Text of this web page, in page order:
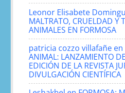
Leonor Elisabete
MALTRATO, CRUELDAD Y
ANIMALES EN FORMOSA
patricia cozzo villafañe en
ANIMAL: LANZAMIENTO
EDICIÓN DE LA REVISTA
DIVULGACIÓN CIENTÍFICA